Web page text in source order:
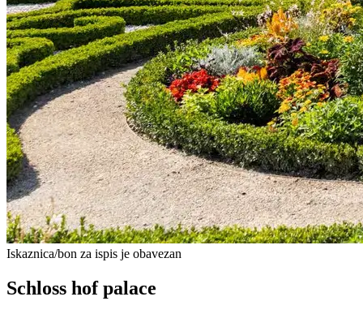
Iskaznica/bon za ispis je obavezan
Schloss hof palace